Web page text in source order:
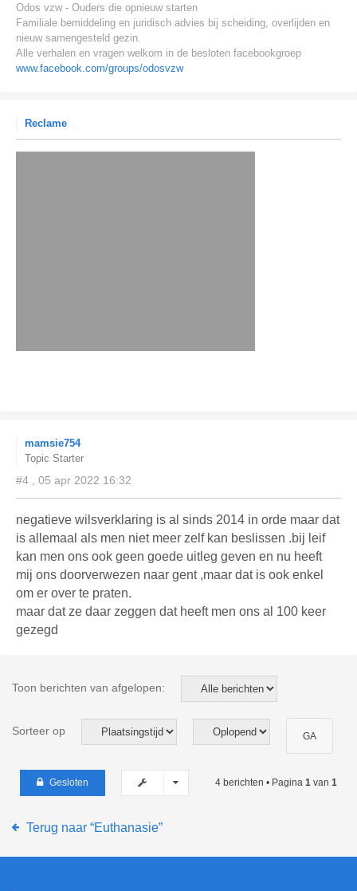
Odos vzw - Ouders die opnieuw starten
Familiale bemiddeling en juridisch advies bij scheiding, overlijden en
nieuw samengesteld gezin.
Alle verhalen en vragen welkom in de besloten facebookgroep
www.facebook.com/groups/odosvzw
Reclame
mamsie754
Topic Starter
#4 , 05 apr 2022 16:32
negatieve wilsverklaring is al sinds 2014 in orde maar dat
is allemaal als men niet meer zelf kan beslissen .bij leif
kan men ons ook geen goede uitleg geven en nu heeft
mij ons doorverwezen naar gent ,maar dat is ook enkel
om er over te praten.
maar dat ze daar zeggen dat heeft men ons al 100 keer
gezegd
Toon berichten van afgelopen:
Sorteer op
Gesloten 4 berichten • Pagina 1 van 1
Terug naar “Euthanasie”